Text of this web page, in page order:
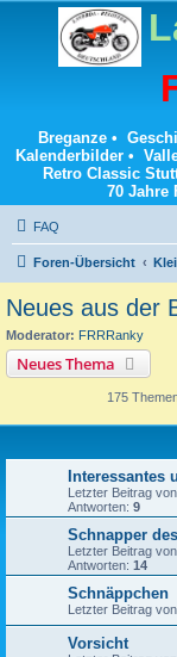
Breganze•
Kalenderbilder•
Retro Classic
70 Jahre
FAQ
Foren-Übersicht
Neues aus der
Moderator: FRRRanky
Neues Thema
175
Interessantes
Letzter Beitrag von
Antworten: 9
Schnapper
Letzter Beitrag von
Antworten: 14
Schnäppchen
Letzter Beitrag von
Vorsicht